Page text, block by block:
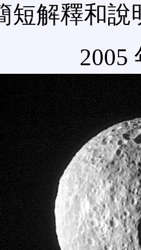
短解釋和
2005